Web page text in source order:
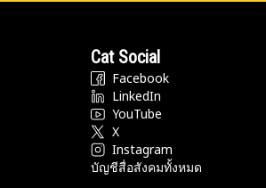
Cat Social
Facebook
LinkedIn
YouTube
X
Instagram
บัญชีสื่อสังคมทั้งหมด